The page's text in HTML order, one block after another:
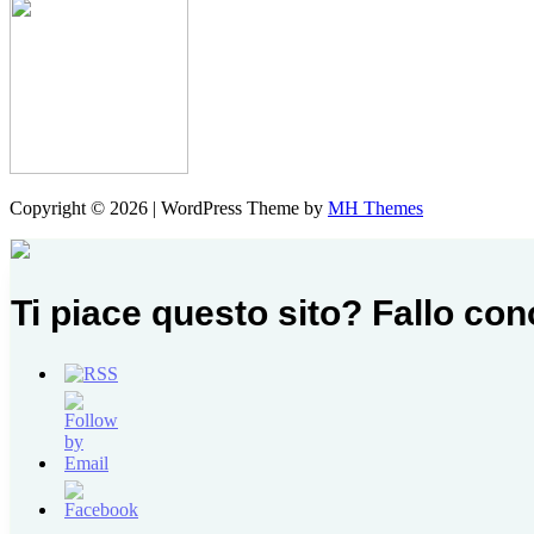
Copyright © 2026 | WordPress Theme by MH Themes
Ti piace questo sito? Fallo